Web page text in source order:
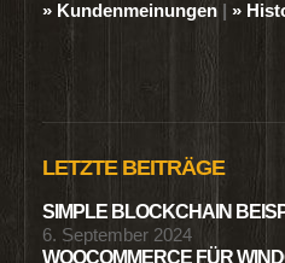
» Kundenmeinungen | »
LETZTE BEITRÄGE
SIMPLE BLOCKCHAIN
6. September 2024
WOOCOMMERCE FÜR